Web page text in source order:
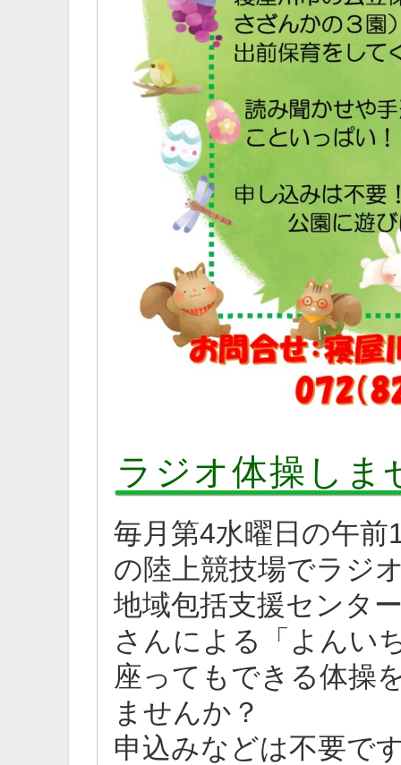
ラジオ体操しま
毎月第4水曜日の午
の陸上競技場でラジ
地域包括支援センタ
さんによる「よんい
座ってもできる体操
ませんか？
申込みなどは不要で